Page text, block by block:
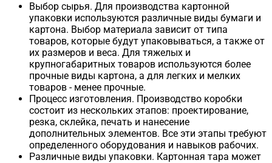
Выбор сырья. Для производства картонной
упаковки используются различные виды бумаги и
картона. Выбор материала зависит от типа
товаров, которые будут упаковываться, а также от
их размеров и веса. Для тяжелых и
крупногабаритных товаров используются более
прочные виды картона, а для легких и мелких
товаров - менее прочные.
Процесс изготовления. Производство коробки
состоит из нескольких этапов: проектирование,
резка, склейка, печать и нанесение
дополнительных элементов. Все эти этапы требуют
определенного оборудования и навыков рабочих.
Различные виды упаковки. Картонная тара может